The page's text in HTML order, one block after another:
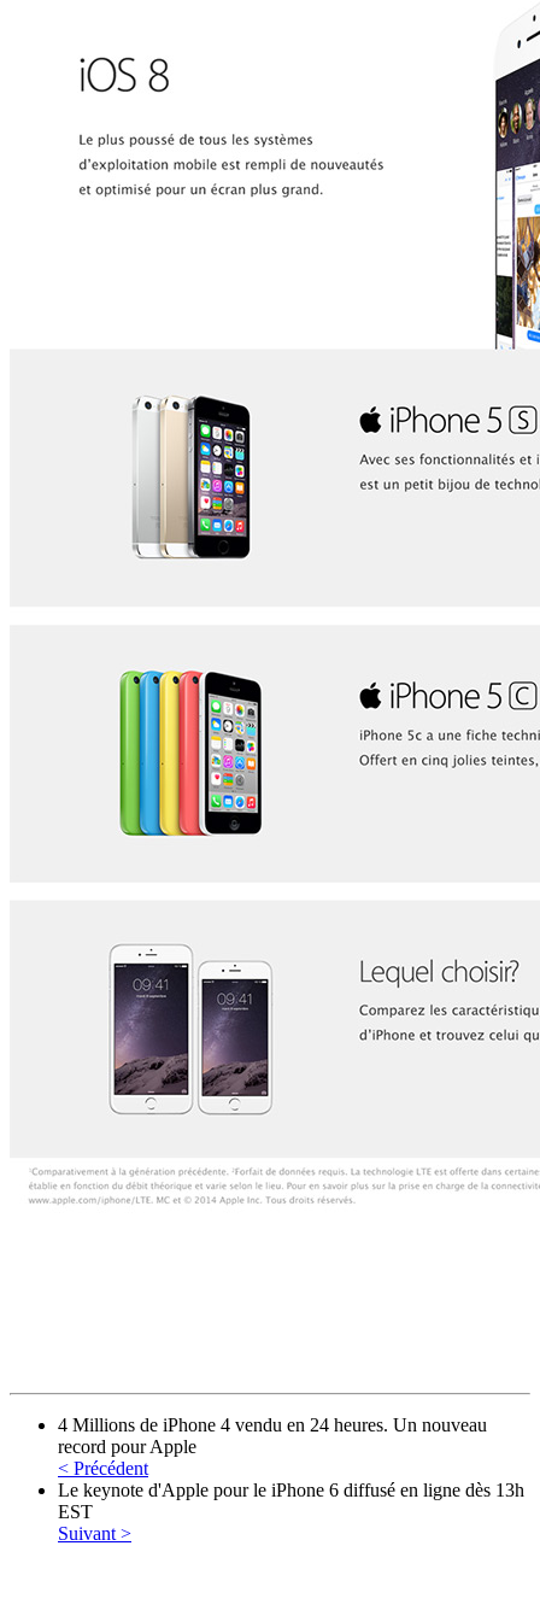
4 Millions de iPhone 4 vendu en 24 heures. Un nouveau
record pour Apple
< Précédent
Le keynote d'Apple pour le iPhone 6 diffusé en ligne dès 13h
EST
Suivant >